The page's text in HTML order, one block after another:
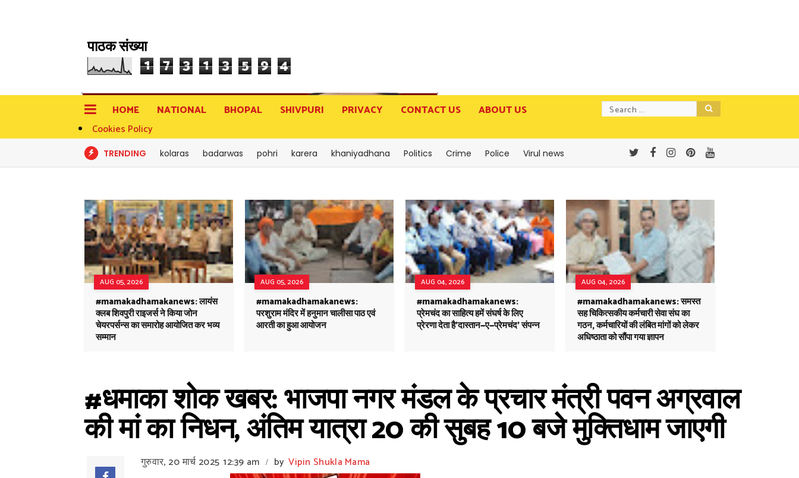
पाठक संख्या
1 7 3 1 3 5 9 4
HOME NATIONAL BHOPAL SHIVPURI PRIVACY CONTACT US
ABOUT US
Cookies Policy
TRENDING kolaras badarwas pohri karera khaniyadhana Politics Crime Police Virul news
AUG 05, 2026
#mamakadhamakanews: लायंस
क्लब शिवपुरी राइजर्स ने किया जोन
चेयरपर्सन्स का समारोह आयोजित कर भव्य
सम्मान
AUG 05, 2026
#mamakadhamakanews:
परशुराम मंदिर में हनुमान चालीसा पाठ एवं
आरती का हुआ आयोजन
AUG 04, 2026
#mamakadhamakanews:
प्रेमचंद का साहित्य हमें संघर्ष के लिए
प्रेरणा देता है'दास्तान—ए—प्रेमचंद' संपन्न
AUG 04, 2026
#mamakadhamakanews: समस्त
सह चिकित्सकीय कर्मचारी सेवा संघ का
गठन, कर्मचारियों की लंबित मांगों को लेकर
अधिष्ठाता को सौंपा गया ज्ञापन
#धमाका शोक खबर: भाजपा नगर मंडल के प्रचार मंत्री पवन अग्रवाल
की मां का निधन, अंतिम यात्रा 20 की सुबह 10 बजे मुक्तिधाम जाएगी
गुरुवार, 20 मार्च 2025 12:39 am / by Vipin Shukla Mama